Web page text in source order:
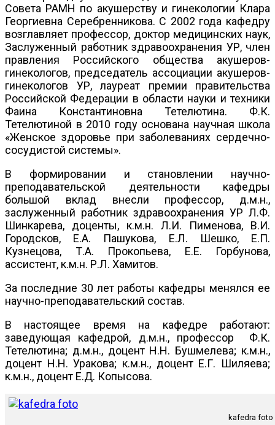
Совета РАМН по акушерству и гинекологии Клара
Георгиевна Серебренникова. С 2002 года кафедру
возглавляет профессор, доктор медицинских наук,
Заслуженный работник здравоохранения УР, член
правления Российского общества акушеров-
гинекологов, председатель ассоциации акушеров-
гинекологов УР, лауреат премии правительства
Российской Федерации в области науки и техники
Фаина Константиновна Тетелютина. Ф.К.
Тетелютиной в 2010 году основана научная школа
«Женское здоровье при заболеваниях сердечно-
сосудистой системы».
В формировании и становлении научно-
преподавательской деятельности кафедры
большой вклад внесли профессор, д.м.н.,
заслуженный работник здравоохранения УР Л.Ф.
Шинкарева, доценты, к.м.н. Л.И. Пименова, В.И.
Городсков, Е.А. Пашукова, Е.Л. Шешко, Е.П.
Кузнецова, Т.А. Прокопьева, Е.Е. Горбунова,
ассистент, к.м.н. Р.Л. Хамитов.
За последние 30 лет работы кафедры менялся ее
научно-преподавательский состав.
В настоящее время на кафедре работают:
заведующая кафедрой, д.м.н., профессор Ф.К.
Тетелютина; д.м.н., доцент Н.Н. Бушмелева; к.м.н.,
доцент Н.Н.Уракова; к.м.н., доцент Е.Г. Шиляева;
к.м.н., доцент Е.Д. Копысова.
kafedra foto